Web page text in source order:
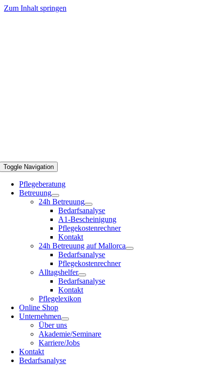
Zum Inhalt springen
Toggle Navigation
Pflegeberatung
Betreuung
24h Betreuung
Bedarfsanalyse
A1-Bescheinigung
Pflegekostenrechner
Kontakt
24h Betreuung auf Mallorca
Bedarfsanalyse
Pflegekostenrechner
Alltagshelfer
Bedarfsanalyse
Kontakt
Pflegelexikon
Online Shop
Unternehmen
Über uns
Akademie/Seminare
Karriere/Jobs
Kontakt
Bedarfsanalyse